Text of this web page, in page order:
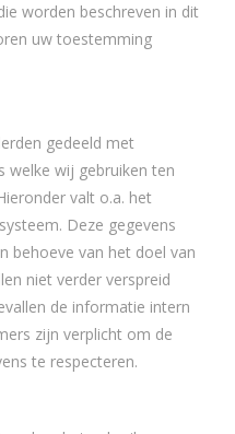
worden beschreven in dit
uw toestemming
gedeeld met
welke wij gebruiken ten
valt o.a. het
Deze gegevens
behoeve van het doel van
niet verder verspreid
de informatie intern
zijn verplicht om de
te respecteren.